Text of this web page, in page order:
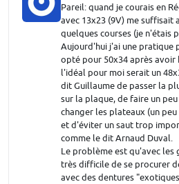
Pareil: quand je courais en
avec 13x23 (9V) me
quelques courses (je n'étais
Aujourd'hui j'ai une pratique
opté pour 50x34 après avoir
l'idéal pour moi serait un
dit Guillaume de passer la
sur la plaque, de faire un
changer les plateaux (un
et d'éviter un saut trop
comme le dit Arnaud Duval.
Le problème est qu'avec les
très difficile de se procurer
avec des dentures